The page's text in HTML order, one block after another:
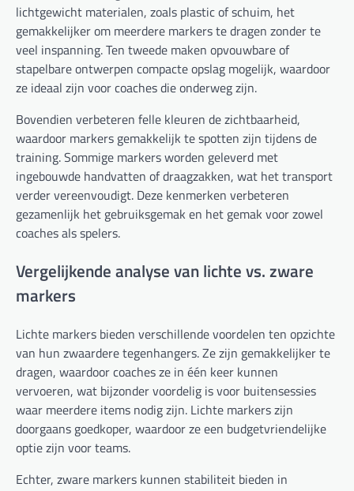
lichtgewicht materialen, zoals plastic of schuim, het
gemakkelijker om meerdere markers te dragen zonder te
veel inspanning. Ten tweede maken opvouwbare of
stapelbare ontwerpen compacte opslag mogelijk, waardoor
ze ideaal zijn voor coaches die onderweg zijn.
Bovendien verbeteren felle kleuren de zichtbaarheid,
waardoor markers gemakkelijk te spotten zijn tijdens de
training. Sommige markers worden geleverd met
ingebouwde handvatten of draagzakken, wat het transport
verder vereenvoudigt. Deze kenmerken verbeteren
gezamenlijk het gebruiksgemak en het gemak voor zowel
coaches als spelers.
Vergelijkende analyse van lichte vs. zware
markers
Lichte markers bieden verschillende voordelen ten opzichte
van hun zwaardere tegenhangers. Ze zijn gemakkelijker te
dragen, waardoor coaches ze in één keer kunnen
vervoeren, wat bijzonder voordelig is voor buitensessies
waar meerdere items nodig zijn. Lichte markers zijn
doorgaans goedkoper, waardoor ze een budgetvriendelijke
optie zijn voor teams.
Echter, zware markers kunnen stabiliteit bieden in